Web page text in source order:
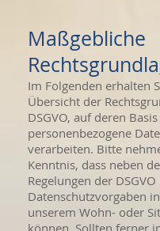
Maßgebliche
Im Folgenden erhalten
Übersicht der
DSGVO, auf deren
personenbezogene
verarbeiten. Bitte
Kenntnis, dass neben
Regelungen der
Datenschutzvorgaben
unserem Wohn- oder
können. Sollten ferner